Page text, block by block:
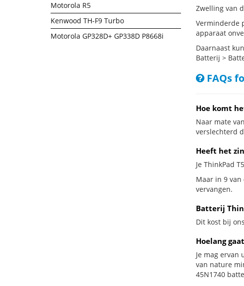
Motorola R5
Kenwood TH-F9 Turbo
Motorola GP328D+ GP338D P8668i
Zwelling van
Verminderde
apparaat
Daarnaast
Batterij >
FAQs
Hoe komt
Naar mate
verslechterd
Heeft het
Je ThinkPad
Maar in 9 van
vervangen.
Batterij
Dit kost bij
Hoelang
Je mag
van nature
45N1740